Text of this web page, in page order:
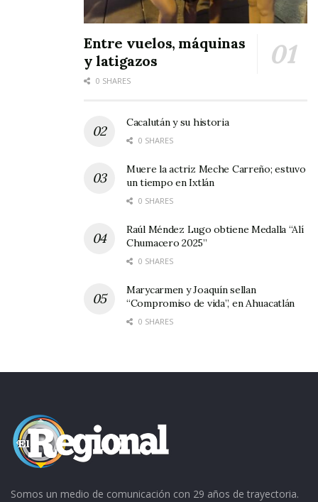
Entre vuelos, máquinas
y latigazos
0 SHARES
Cacalután y su historia
0 SHARES
Muere la actriz Meche Carreño; estuvo
un tiempo en Ixtlán
0 SHARES
Raúl Méndez Lugo obtiene Medalla “Alí
Chumacero 2025”
0 SHARES
Marycarmen y Joaquín sellan
“Compromiso de vida”, en Ahuacatlán
0 SHARES
Somos un medio de comunicación con 29 años de trayectoria.